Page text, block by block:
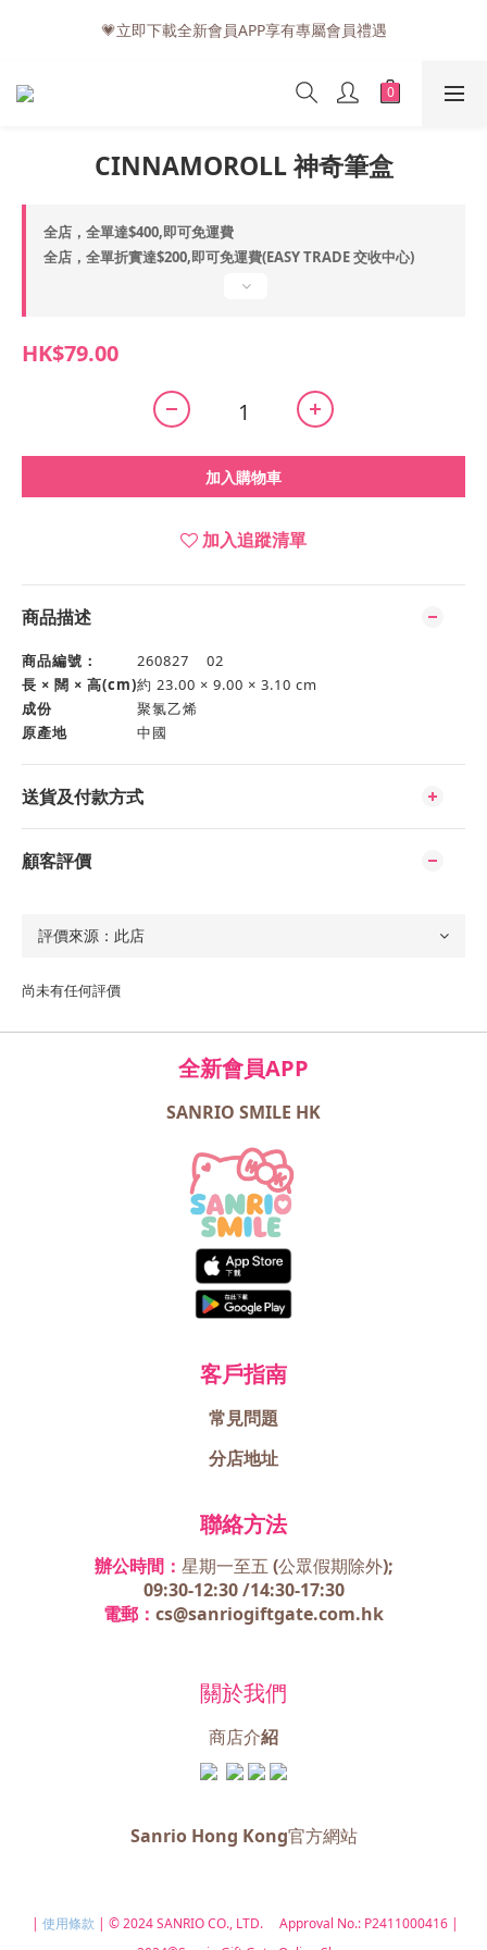
💗訂單一般送貨時間為3至5個工作天 (星期六、日及公眾假期並非
工作天)
💗立即下載全新會員APP享有專屬會員禮遇
💗訂單一般送貨時間為3至5個工作天 (星期六、日及公眾假期並非
CINNAMOROLL 神奇筆盒
全店，全單達$400,即可免運費
全店，全單折實達$200,即可免運費(EASY TRADE 交收中心)
HK$79.00
加入購物車
加入追蹤清單
商品描述
商品編號：
260827 02
長 × 闊 × 高(cm)約 23.00 × 9.00 × 3.10 cm
成份
聚氯乙烯
原產地
中國
送貨及付款方式
顧客評價
尚未有任何評價
全新會員APP
SANRIO SMILE HK
客戶指南
常見問題
分店地址
聯絡方法
辦公時間： 星期一至五 (公眾假期除外);
09:30-12:30 /14:30-17:30
電郵： cs@sanriogiftgate.com.hk
關於我們
商店介紹
Sanrio Hong Kong官方網站
| 使用條款 | © 2024 SANRIO CO., LTD. Approval No.: P2411000416 |